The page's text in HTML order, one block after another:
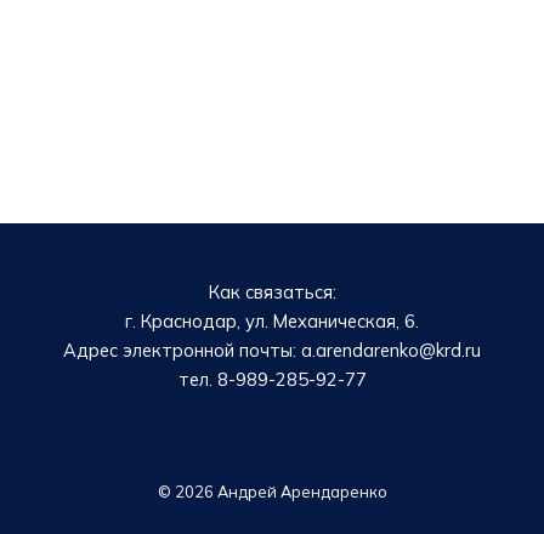
Как связаться:
г. Краснодар, ул. Механическая, 6.
Адрес электронной почты: a.arendarenko@krd.ru
тел. 8-989-285-92-77
© 2026 Андрей Арендаренко